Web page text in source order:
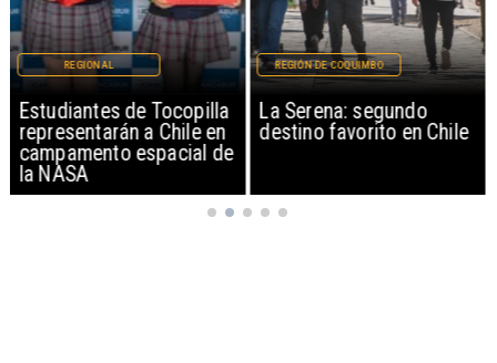
Estudiantes de Tocopilla
representarán a Chile en
campamento espacial de
la NASA
REGIONAL
La Serena: segundo
destino favorito en Chile
REGIÓN DE COQUIMBO